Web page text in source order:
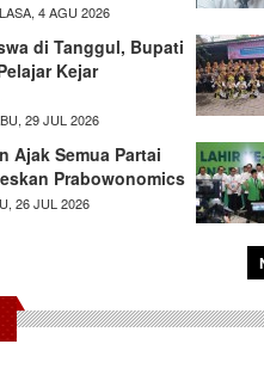
4 AGU 2026
di Tanggul, Bupati
Kejar
29 JUL 2026
Ajak Semua Partai
Prabowonomics
26 JUL 2026